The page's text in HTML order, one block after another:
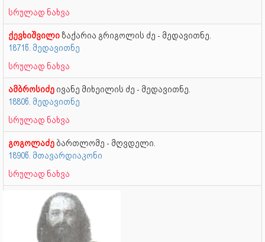
სრულად ნახვა
ქევხიშვილი ზაქარია გრიგოლის ძე - მედავითნე.
1871წ. მედავითნე
სრულად ნახვა
ამბროსიძე ივანე მიხეილის ძე - მედავითნე.
1880წ. მედავითნე
სრულად ნახვა
გოგოლაძე ბართლომე - მღვდელი.
1890წ. მთავარდიაკონი
სრულად ნახვა